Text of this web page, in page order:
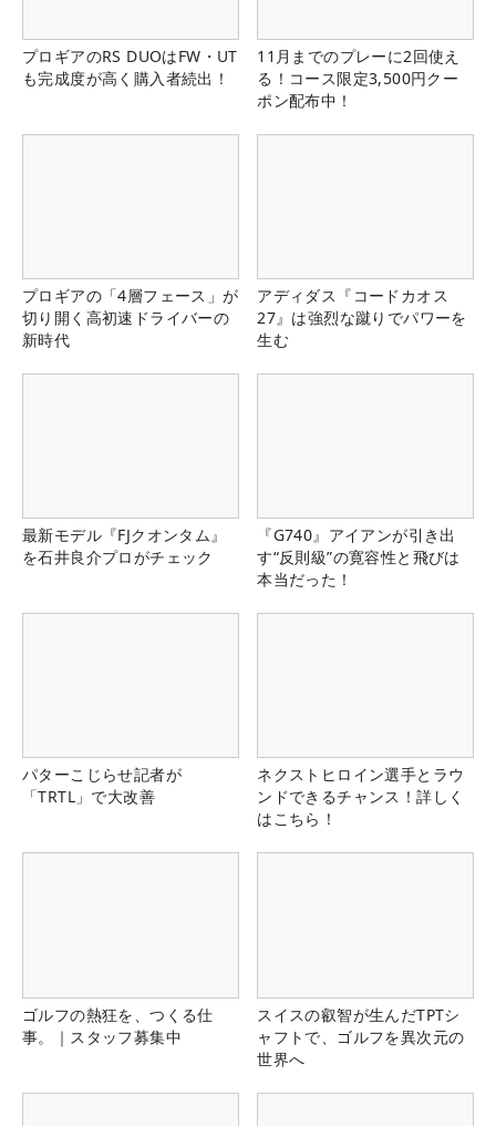
プロギアのRS DUOはFW・UT
も完成度が高く購入者続出！
11月までのプレーに2回使え
る！コース限定3,500円クー
ポン配布中！
プロギアの「4層フェース」が
切り開く高初速ドライバーの
新時代
アディダス『コードカオス
27』は強烈な蹴りでパワーを
生む
最新モデル『FJクオンタム』
を石井良介プロがチェック
『G740』アイアンが引き出
す“反則級”の寛容性と飛びは
本当だった！
パターこじらせ記者が
「TRTL」で大改善
ネクストヒロイン選手とラウ
ンドできるチャンス！詳しく
はこちら！
ゴルフの熱狂を、つくる仕
事。｜スタッフ募集中
スイスの叡智が生んだTPTシ
ャフトで、ゴルフを異次元の
世界へ